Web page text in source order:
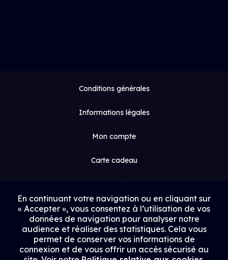
Conditions générales
Informations légales
Mon compte
Carte cadeau
Espace médias
Contact
Proposer un film
Rejoindre Uptrack
En continuant votre navigation ou en cliquant sur
« Accepter », vous consentez à l’utilisation de vos
données de navigation pour analyser notre
audience et réaliser des statistiques. Cela vous
permet de conserver vos informations de
connexion et de vous offrir un accès sécurisé au